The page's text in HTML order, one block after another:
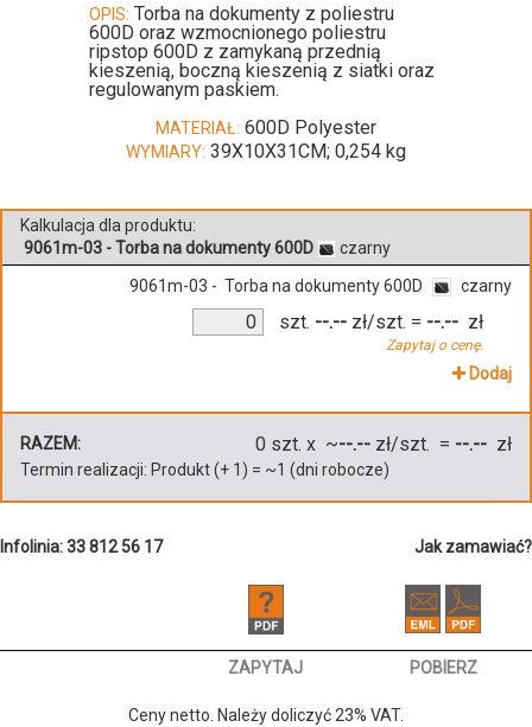
OPIS: Torba na dokumenty z poliestru
600D oraz wzmocnionego poliestru
ripstop 600D z zamykaną przednią
kieszenią, boczną kieszenią z siatki oraz
regulowanym paskiem.
MATERIAŁ: 600D Polyester
WYMIARY: 39X10X31CM; 0,254 kg
Kalkulacja dla produktu:
9061m-03 - Torba na dokumenty 600D
czarny
9061m-03 - Torba na dokumenty 600D czarny
szt. --.-- zł/szt.
Zapytaj o cenę.
= --.-- zł
Dodaj
RAZEM: 0 szt. x ~--.-- zł/szt. = --.-- zł
Termin realizacji: Produkt(+ 1 ) = ~1 (dni robocze)
Infolinia: 33 812 56 17 Jak zamawiać?
ZAPYTAJ POBIERZ
Ceny netto. Należy doliczyć 23% VAT.